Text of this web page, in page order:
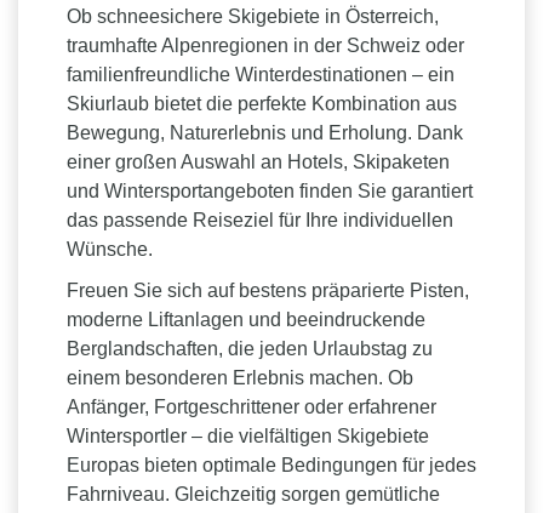
Ob schneesichere Skigebiete in Österreich,
traumhafte Alpenregionen in der Schweiz oder
familienfreundliche Winterdestinationen – ein
Skiurlaub bietet die perfekte Kombination aus
Bewegung, Naturerlebnis und Erholung. Dank
einer großen Auswahl an Hotels, Skipaketen
und Wintersportangeboten finden Sie garantiert
das passende Reiseziel für Ihre individuellen
Wünsche.
Freuen Sie sich auf bestens präparierte Pisten,
moderne Liftanlagen und beeindruckende
Berglandschaften, die jeden Urlaubstag zu
einem besonderen Erlebnis machen. Ob
Anfänger, Fortgeschrittener oder erfahrener
Wintersportler – die vielfältigen Skigebiete
Europas bieten optimale Bedingungen für jedes
Fahrniveau. Gleichzeitig sorgen gemütliche